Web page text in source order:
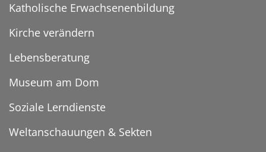
Katholische Erwachsenenbildung
Kirche verändern
Lebensberatung
Museum am Dom
Soziale Lerndienste
Weltanschauungen & Sekten